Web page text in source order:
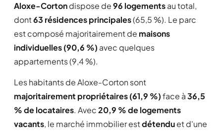
Aloxe-Cortondispose de96 logementsau total,
dont63 résidences principales(65,5 %). Le parc
est composé majoritairement de maisons
individuelles (90,6 %) avec quelques
appartements (9,4 %).
Les habitants de Aloxe-Corton sont
majoritairement propriétaires (61,9 %)face à36,5
% de locataires. Avec20,9 % de logements
vacants, le marché immobilier estdétenduet d'une